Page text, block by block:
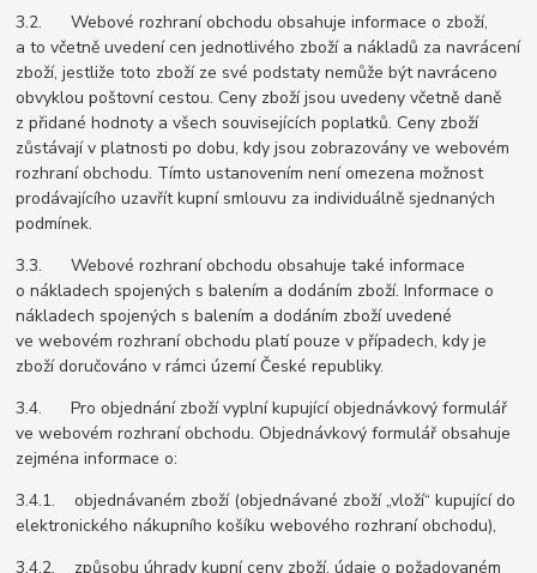
3.2. Webové rozhraní obchodu obsahuje informace o zboží,
a to včetně uvedení cen jednotlivého zboží a nákladů za navrácení
zboží, jestliže toto zboží ze své podstaty nemůže být navráceno
obvyklou poštovní cestou. Ceny zboží jsou uvedeny včetně daně
z přidané hodnoty a všech souvisejících poplatků. Ceny zboží
zůstávají v platnosti po dobu, kdy jsou zobrazovány ve webovém
rozhraní obchodu. Tímto ustanovením není omezena možnost
prodávajícího uzavřít kupní smlouvu za individuálně sjednaných
podmínek.
3.3. Webové rozhraní obchodu obsahuje také informace
o nákladech spojených s balením a dodáním zboží. Informace o
nákladech spojených s balením a dodáním zboží uvedené
ve webovém rozhraní obchodu platí pouze v případech, kdy je
zboží doručováno v rámci území České republiky.
3.4. Pro objednání zboží vyplní kupující objednávkový formulář
ve webovém rozhraní obchodu. Objednávkový formulář obsahuje
zejména informace o:
3.4.1. objednávaném zboží (objednávané zboží „vloží“ kupující do
elektronického nákupního košíku webového rozhraní obchodu),
3.4.2. způsobu úhrady kupní ceny zboží, údaje o požadovaném